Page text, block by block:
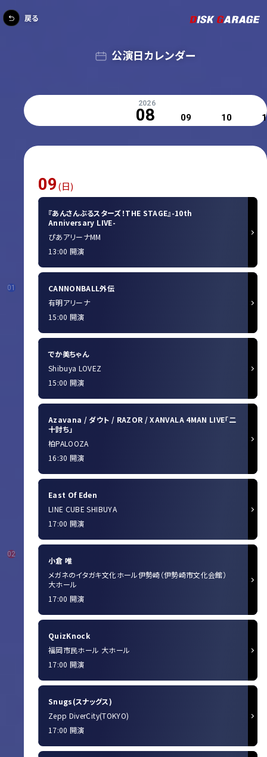
01
02
公演日カレンダー
2026
08 09 10
09(日)
『あんさんぶるスターズ！THE STAGE』-10th
Anniversary LIVE-
ぴあアリーナMM
13:00 開演
CANNONBALL外伝
有明アリーナ
15:00 開演
でか美ちゃん
Shibuya LOVEZ
15:00 開演
Azavana / ダウト / RAZOR / XANVALA 4MAN LIVE「二
十討ち」
柏PALOOZA
16:30 開演
East Of Eden
LINE CUBE SHIBUYA
17:00 開演
小倉 唯
メガネのイタガキ文化ホール伊勢崎（伊勢崎市文化会館）
大ホール
17:00 開演
QuizKnock
福岡市民ホール 大ホール
17:00 開演
Snugs(スナッグス)
Zepp DiverCity(TOKYO)
17:00 開演
戻る